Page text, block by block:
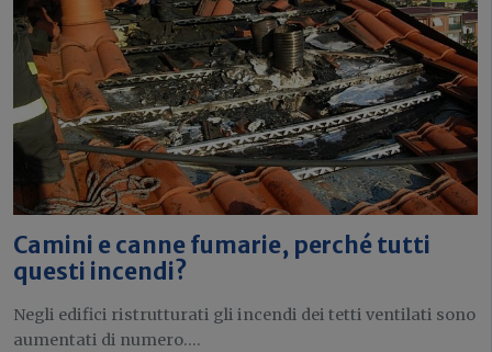
Camini e canne fumarie, perché tutti
questi incendi?
Negli edifici ristrutturati gli incendi dei tetti ventilati sono
aumentati di numero....